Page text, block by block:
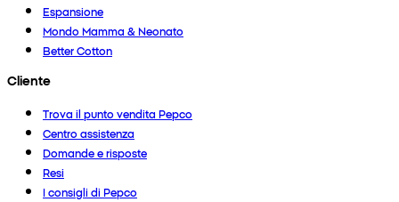
Espansione
Mondo Mamma & Neonato
Better Cotton
Cliente
Trova il punto vendita Pepco
Centro assistenza
Domande e risposte
Resi
I consigli di Pepco